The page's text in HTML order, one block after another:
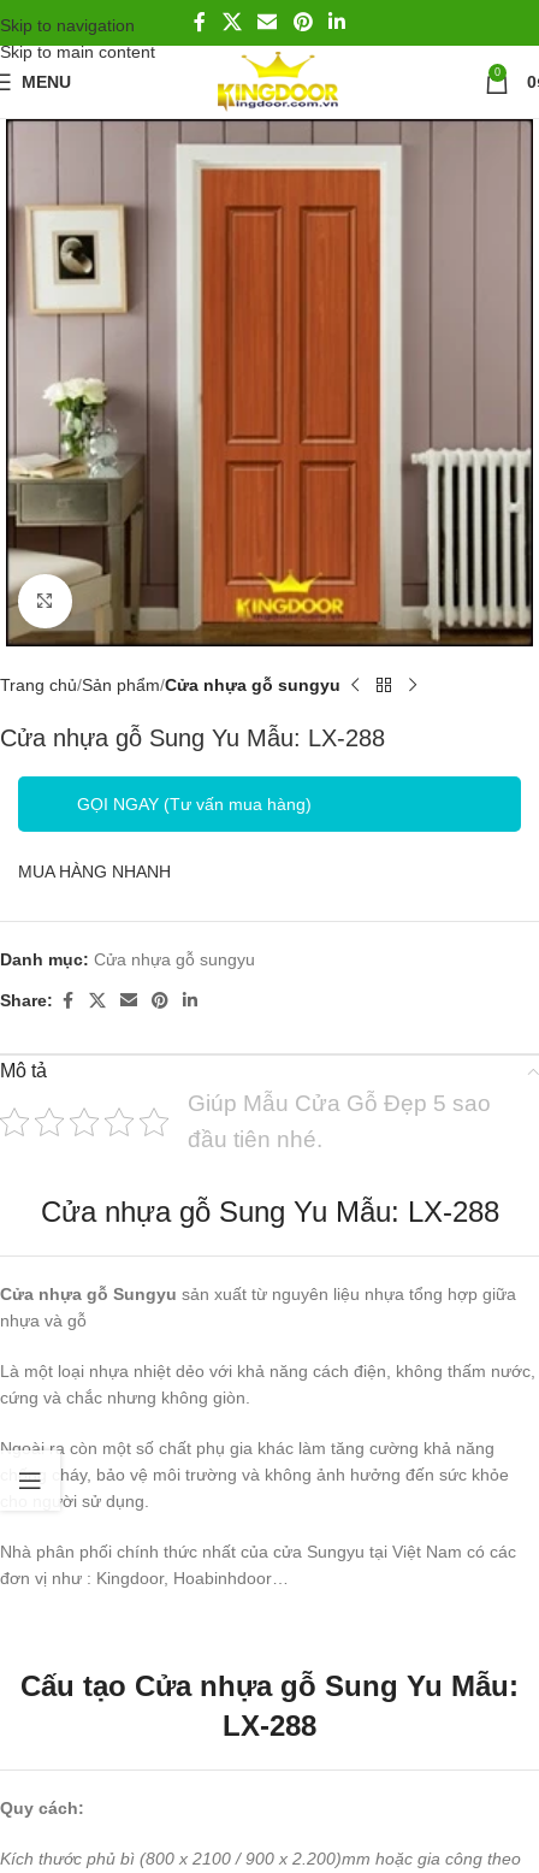
Skip to navigation
Skip to main content
MENU
0 0
Click to enlarge
Trang chủ Sản phẩm Cửa nhựa gỗ sungyu
Cửa nhựa gỗ Sung Yu Mẫu: LX-288
GỌI NGAY (Tư vấn mua hàng)
MUA HÀNG NHANH
Danh mục: Cửa nhựa gỗ sungyu
Share:
Mô tả
Giúp Mẫu Cửa Gỗ Đẹp 5 sao
đầu tiên nhé.
Cửa nhựa gỗ Sung Yu Mẫu: LX-288
Cửa nhựa gỗ Sungyu sản xuất từ nguyên liệu nhựa tổng hợp giữa
nhựa và gỗ
Là một loại nhựa nhiệt dẻo với khả năng cách điện, không thấm nước,
cứng và chắc nhưng không giòn.
Ngoài ra còn một số chất phụ gia khác làm tăng cường khả năng
chống cháy, bảo vệ môi trường và không ảnh hưởng đến sức khỏe
cho người sử dụng.
Nhà phân phối chính thức nhất của cửa Sungyu tại Việt Nam có các
đơn vị như : Kingdoor, Hoabinhdoor…
Cấu tạo Cửa nhựa gỗ Sung Yu Mẫu:
LX-288
Quy cách:
Kích thước phủ bì (800 x 2100 / 900 x 2.200)mm hoặc gia công theo